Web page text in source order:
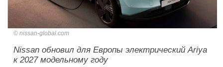
nissan-global.com
Nissan обновил для Европы электрический Ariya
к 2027 модельному году